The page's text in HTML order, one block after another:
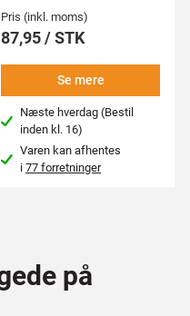
Pris (inkl. moms)
87,95 / STK
Se mere
Næste hverdag (Bestil
inden kl. 16)
Varen kan afhentes
i77 forretninger
på